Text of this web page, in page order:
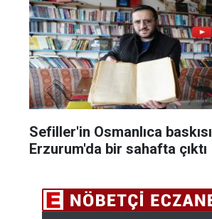
Sefiller'in Osmanlıca baskısı
Erzurum'da bir sahafta çıktı